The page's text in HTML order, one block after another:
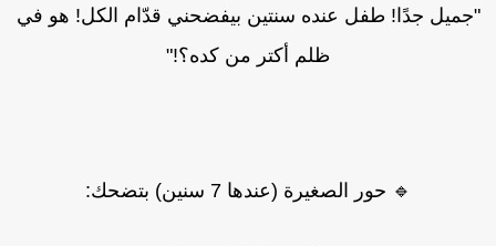
جدًا! طفل عنده سنتين بيفضحني قدّام الكل! هو في
ظلم أكتر من كده؟!"
🔹 حور الصغيرة (عندها 7 سنين) بتضحك: